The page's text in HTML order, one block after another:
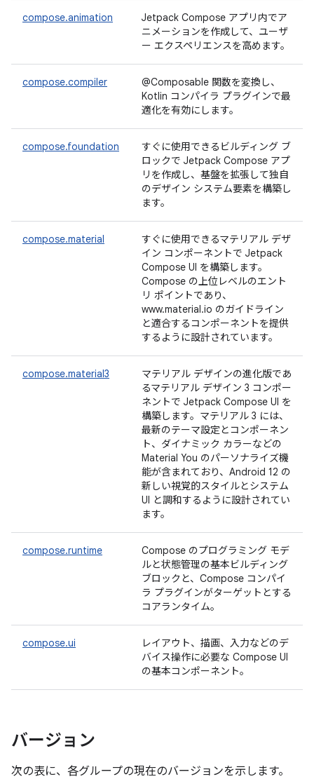
compose.animation
Jetpack Compose アプリ内でア
ニメーションを作成して、ユーザ
ー エクスペリエンスを高めます。
compose.compiler
@Composable 関数を変換し、
Kotlin コンパイラ プラグインで最
適化を有効にします。
compose.foundation
すぐに使用できるビルディング ブ
ロックで Jetpack Compose アプ
リを作成し、基盤を拡張して独自
のデザイン システム要素を構築し
ます。
compose.material
すぐに使用できるマテリアル デザ
イン コンポーネントで Jetpack
Compose UI を構築します。
Compose の上位レベルのエント
リ ポイントであり、
www.material.io のガイドライン
と適合するコンポーネントを提供
するように設計されています。
compose.material3
マテリアル デザインの進化版であ
るマテリアル デザイン 3 コンポー
ネントで Jetpack Compose UI を
構築します。マテリアル 3 には、
最新のテーマ設定とコンポーネン
ト、ダイナミック カラーなどの
Material You のパーソナライズ機
能が含まれており、Android 12 の
新しい視覚的スタイルとシステム
UI と調和するように設計されてい
ます。
compose.runtime
Compose のプログラミング モデ
ルと状態管理の基本ビルディング
ブロックと、Compose コンパイ
ラ プラグインがターゲットとする
コアランタイム。
compose.ui
レイアウト、描画、入力などのデ
バイス操作に必要な Compose UI
の基本コンポーネント。
バージョン
次の表に、各グループの現在のバージョンを示します。